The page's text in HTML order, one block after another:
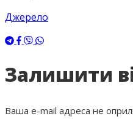
Джерело
Залишити
Ваша e-mail адреса не